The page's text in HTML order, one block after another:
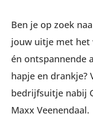
Ben je op zoek
jouw uitje met het
én ontspannende
hapje en drankje?
bedrijfsuitje nabij
Maxx Veenendaal.